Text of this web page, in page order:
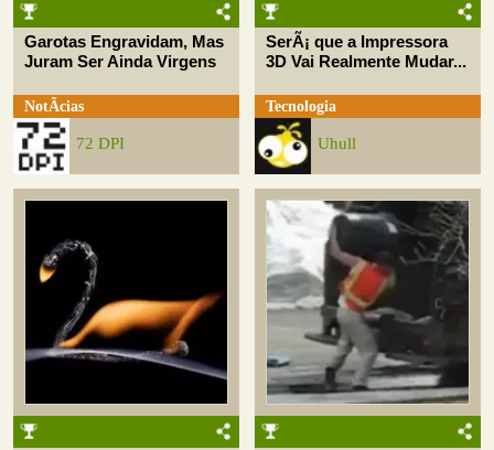
Garotas Engravidam, Mas
Juram Ser Ainda Virgens
NotÃ­cias
72 DPI
SerÃ¡ que a Impressora
3D Vai Realmente Mudar...
Tecnologia
Uhull